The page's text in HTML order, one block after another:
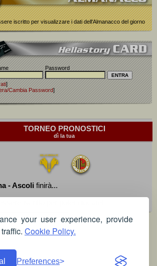
your user experience, provide
Cookie Policy.
Preferences
iscritto per visualizzare i dati dell'Almanacco del giorno
Password
]
Cambia Password]
TORNEO PRONOSTICI
dì la tua
- Ascoli finirà...